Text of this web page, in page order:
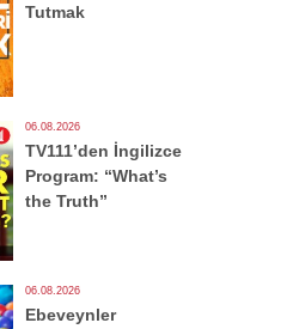
Tutmak
06.08.2026
TV111’den İngilizce
Program: “What’s
the Truth”
06.08.2026
Ebeveynler